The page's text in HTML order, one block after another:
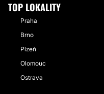
TOP LOKALITY
Praha
Brno
Plzeň
Olomouc
Ostrava